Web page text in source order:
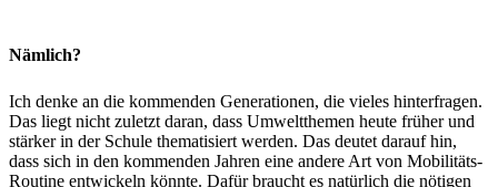
Nämlich?
Ich denke an die kommenden Generationen, die vieles hinterfragen.
Das liegt nicht zuletzt daran, dass Umweltthemen heute früher und
stärker in der Schule thematisiert werden. Das deutet darauf hin,
dass sich in den kommenden Jahren eine andere Art von Mobilitäts-
Routine entwickeln könnte. Dafür braucht es natürlich die nötigen